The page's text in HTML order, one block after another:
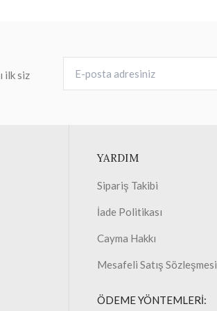
ilk siz
YARDIM
Sipariş Takibi
İade Politikası
Cayma Hakkı
Mesafeli Satış Sözleşmesi
ÖDEME YÖNTEMLERİ: